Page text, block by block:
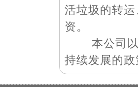
活垃圾的转
资。
本公司以科
持续发展的